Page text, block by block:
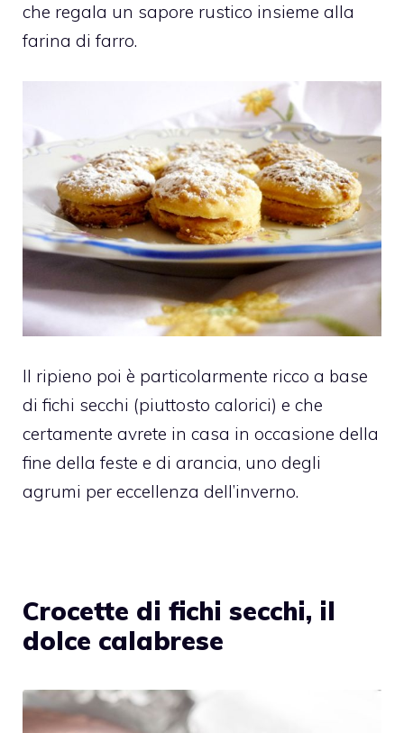
che regala un sapore rustico insieme alla
farina di farro.
Il ripieno poi è particolarmente ricco a base
di fichi secchi (piuttosto calorici) e che
certamente avrete in casa in occasione della
fine della feste e di arancia, uno degli
agrumi per eccellenza dell’inverno.
Crocette di fichi secchi, il
dolce calabrese